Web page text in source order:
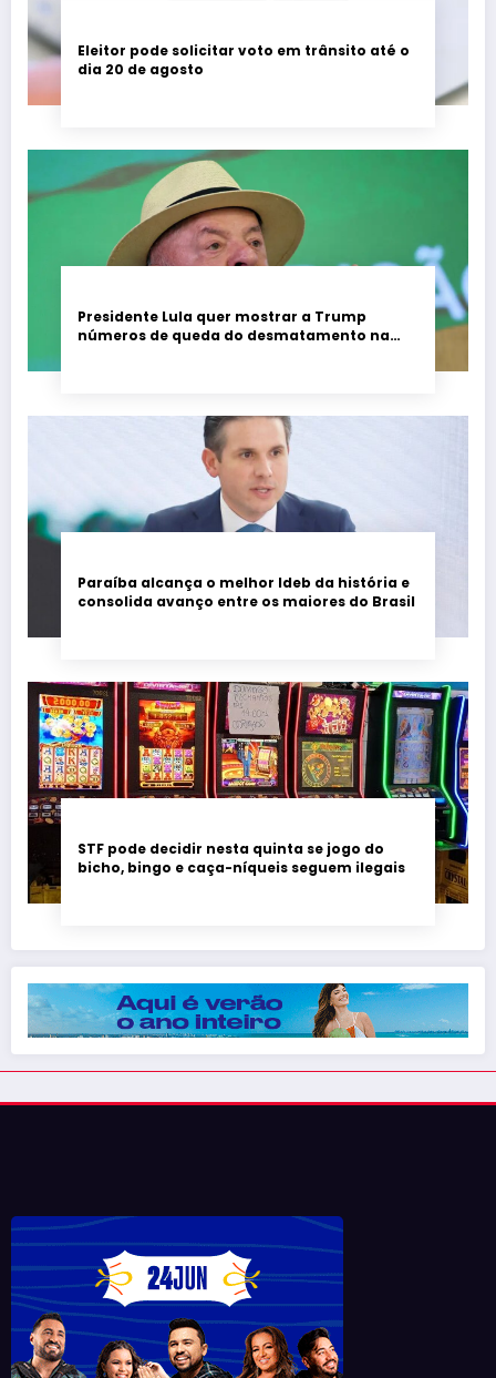
Eleitor pode solicitar voto em trânsito até o
dia 20 de agosto
Presidente Lula quer mostrar a Trump
números de queda do desmatamento na
Paraíba alcança o melhor Ideb da história e
consolida avanço entre os maiores do Brasil
STF pode decidir nesta quinta se jogo do
bicho, bingo e caça-níqueis seguem ilegais